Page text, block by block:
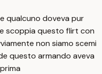
qualcuno doveva pur
scoppia questo flirt con
non siamo scemi
questo armando aveva